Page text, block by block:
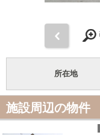
所在地
施設周辺の物件